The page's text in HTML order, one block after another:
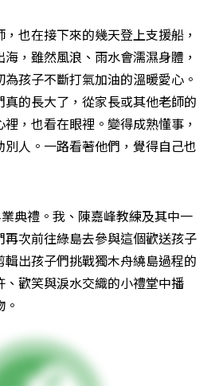
也在接下來的幾天登上支援船，
，雖然風浪、雨水會濡濕身體，
孩子不斷打氣加油的溫暖愛心。
的長大了，從家長或其他老師的
，也看在眼裡。變得成熟懂事，
人。一路看著他們，覺得自己也
典禮。我、陳嘉峰教練及其中一
次前往綠島去參與這個歡送孩子
出孩子們挑戰獨木舟繞島過程的
歡笑與淚水交織的小禮堂中播